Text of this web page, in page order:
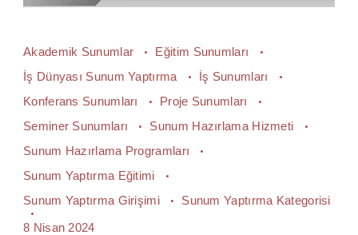
Akademik Sunumlar
Eğitim Sunumları
İş Dünyası Sunum Yaptırma
İş Sunumları
Konferans Sunumları
Proje Sunumları
Seminer Sunumları
Sunum Hazırlama Hizmeti
Sunum Hazırlama Programları
Sunum Yaptırma Eğitimi
Sunum Yaptırma Girişimi
Sunum Yaptırma Kategorisi
8 Nisan 2024